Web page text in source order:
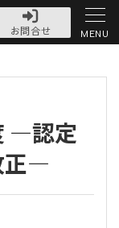
公益・一般法人オ
お問合せ
MENU
―認定
正―